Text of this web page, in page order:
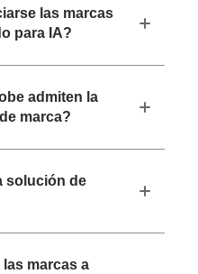
las marcas
para IA?
admiten la
marca?
solución de
marcas a